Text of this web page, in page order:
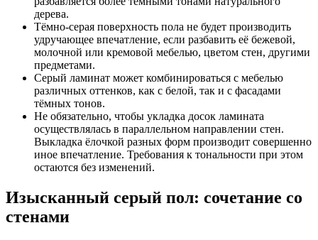
дерева.
Тёмно-серая поверхность пола не будет производить
удручающее впечатление, если разбавить её бежевой,
молочной или кремовой мебелью, цветом стен, другими
предметами.
Серый ламинат может комбинироваться с мебелью
различных оттенков, как с белой, так и с фасадами
тёмных тонов.
Не обязательно, чтобы укладка досок ламината
осуществлялась в параллельном направлении стен.
Выкладка ёлочкой разных форм производит совершенно
иное впечатление. Требования к тональности при этом
остаются без изменений.
Изысканный серый пол: сочетание со
стенами